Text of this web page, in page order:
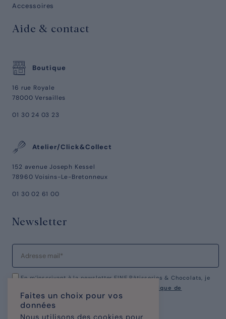
Accessoires
Aide & contact
Boutique
16 rue Royale
78000 Versailles
01 30 24 03 23
Atelier/Click&Collect
152 avenue Joseph Kessel
78960 Voisins-Le-Bretonneux
01 30 02 61 00
Newsletter
En m’inscrivant à la newsletter FINE Pâtisseries & Chocolats, je
politique de
confidentialité.
Faites un choix pour vos
données
Nous utilisons des cookies pour